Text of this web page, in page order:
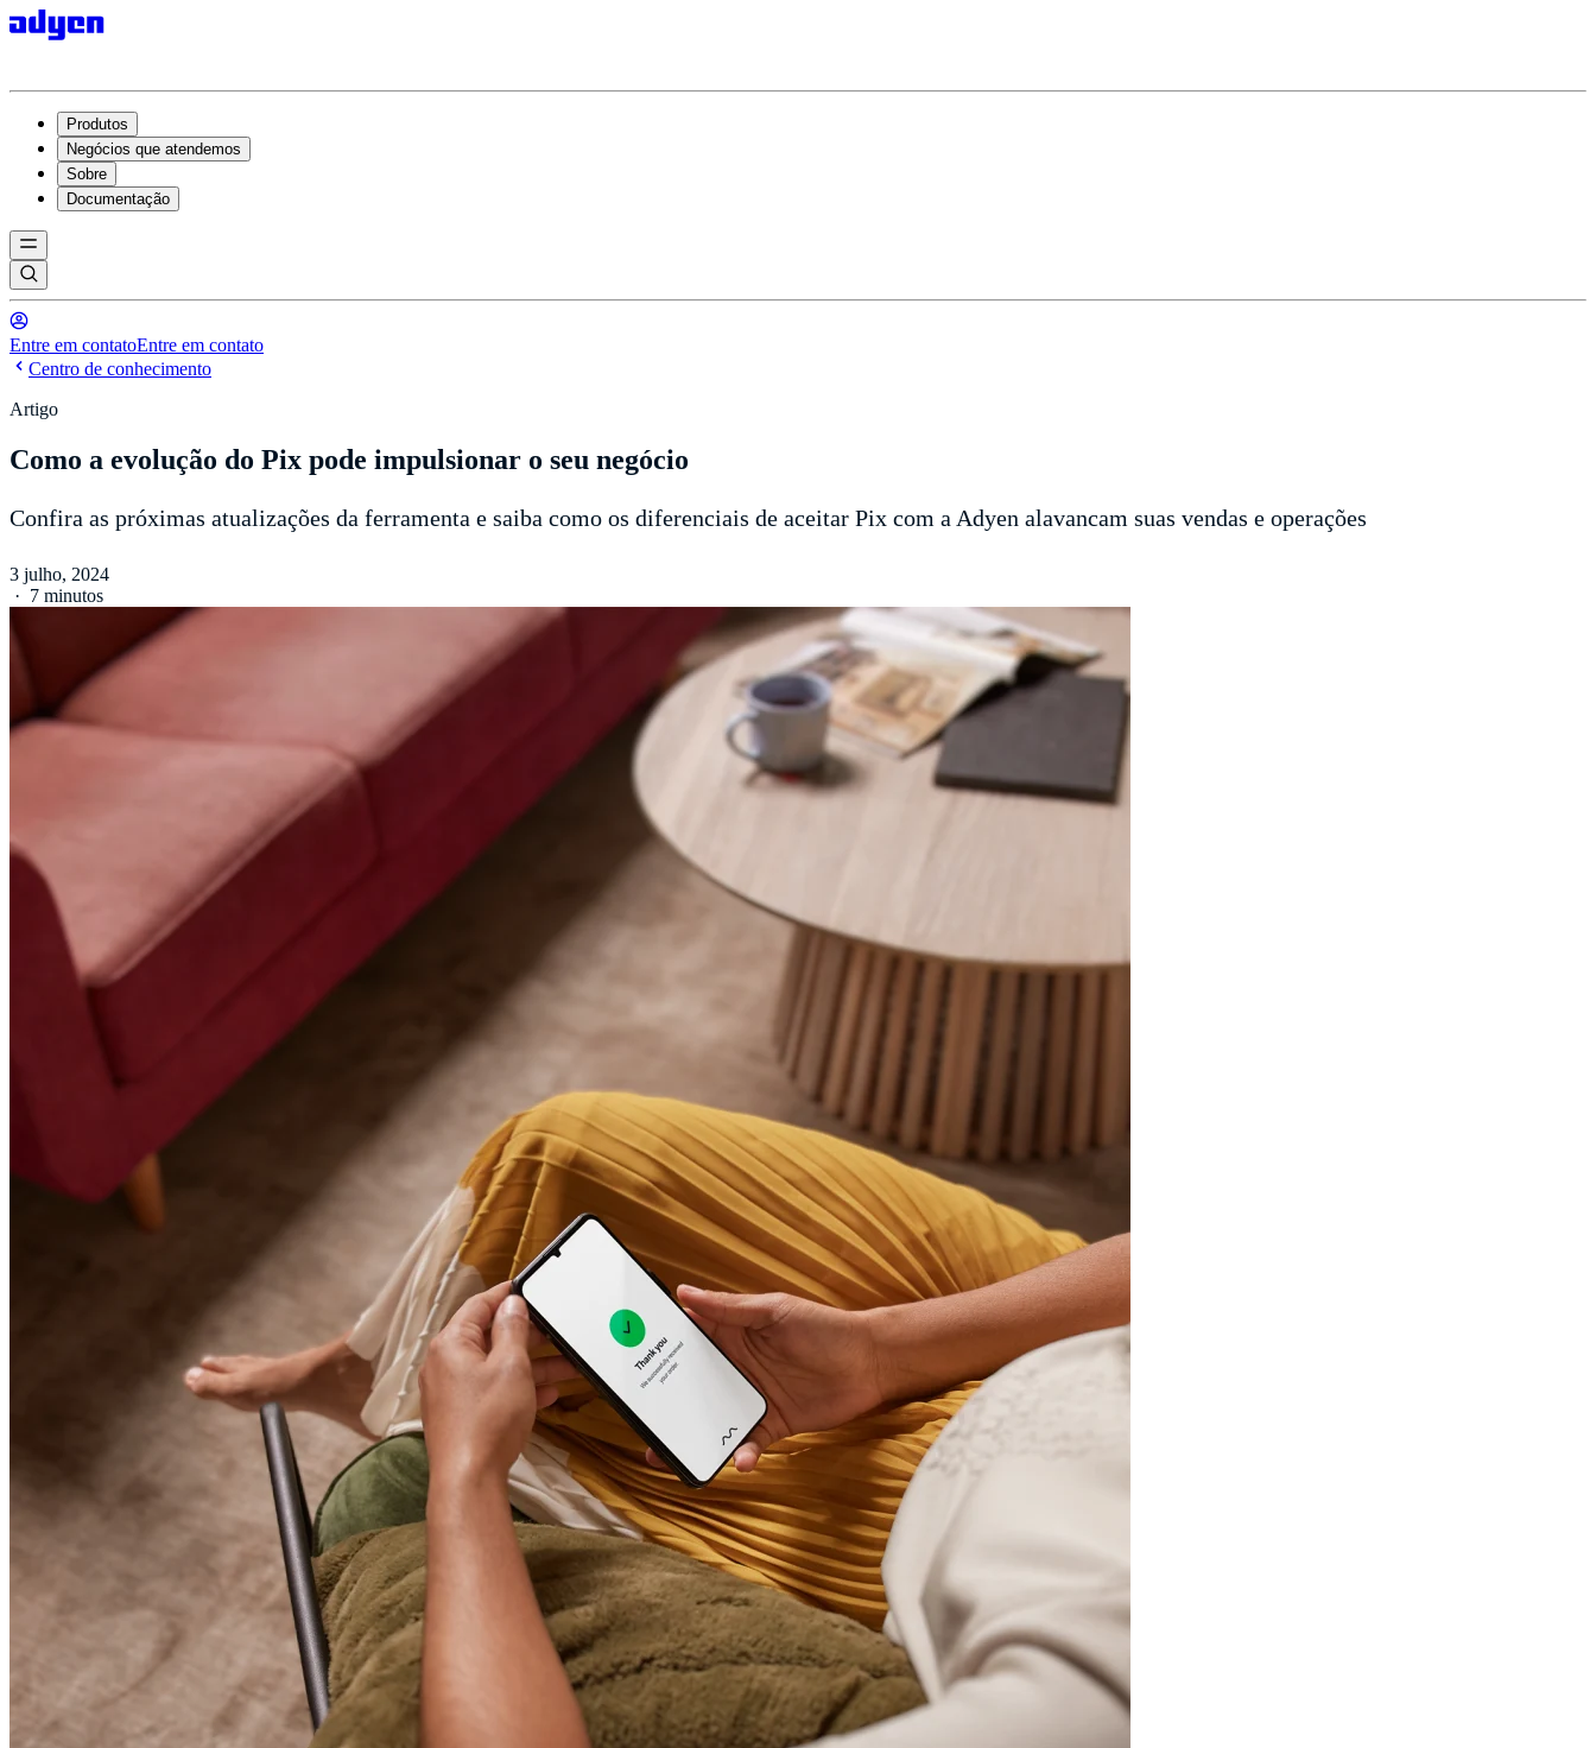
Produtos
Negócios que atendemos
Sobre
Documentação
Entre em contatoEntre em contato
Centro de conhecimento
Artigo
Como a evolução do Pix pode impulsionar o seu negócio
Confira as próximas atualizações da ferramenta e saiba como os diferenciais de aceitar Pix com a Adyen alavancam suas vendas e operações
3 julho, 2024
· 7 minutos